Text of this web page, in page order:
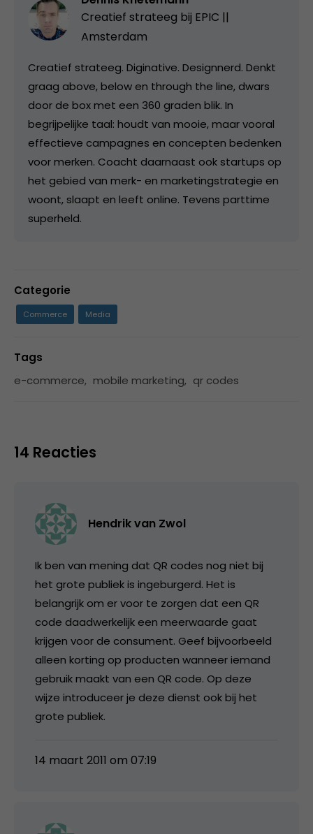
Creatief strateeg bij EPIC ||
Amsterdam
Creatief strateeg. Diginative. Designnerd. Denkt
graag above, below en through the line, dwars
door de box met een 360 graden blik. In
begrijpelijke taal: houdt van mooie, maar vooral
effectieve campagnes en concepten bedenken
voor merken. Coacht daarnaast ook startups op
het gebied van merk- en marketingstrategie en
woont, slaapt en leeft online. Tevens parttime
superheld.
Categorie
Commerce Media
Tags
e-commerce, mobile marketing, qr codes
14 Reacties
Hendrik van Zwol
Ik ben van mening dat QR codes nog niet bij
het grote publiek is ingeburgerd. Het is
belangrijk om er voor te zorgen dat een QR
code daadwerkelijk een meerwaarde gaat
krijgen voor de consument. Geef bijvoorbeeld
alleen korting op producten wanneer iemand
gebruik maakt van een QR code. Op deze
wijze introduceer je deze dienst ook bij het
grote publiek.
14 maart 2011 om 07:19